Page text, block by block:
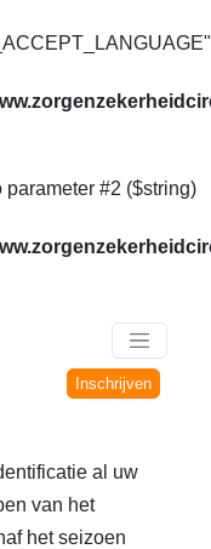
#2 ($string)
Inschrijven
al uw
van het
het seizoen